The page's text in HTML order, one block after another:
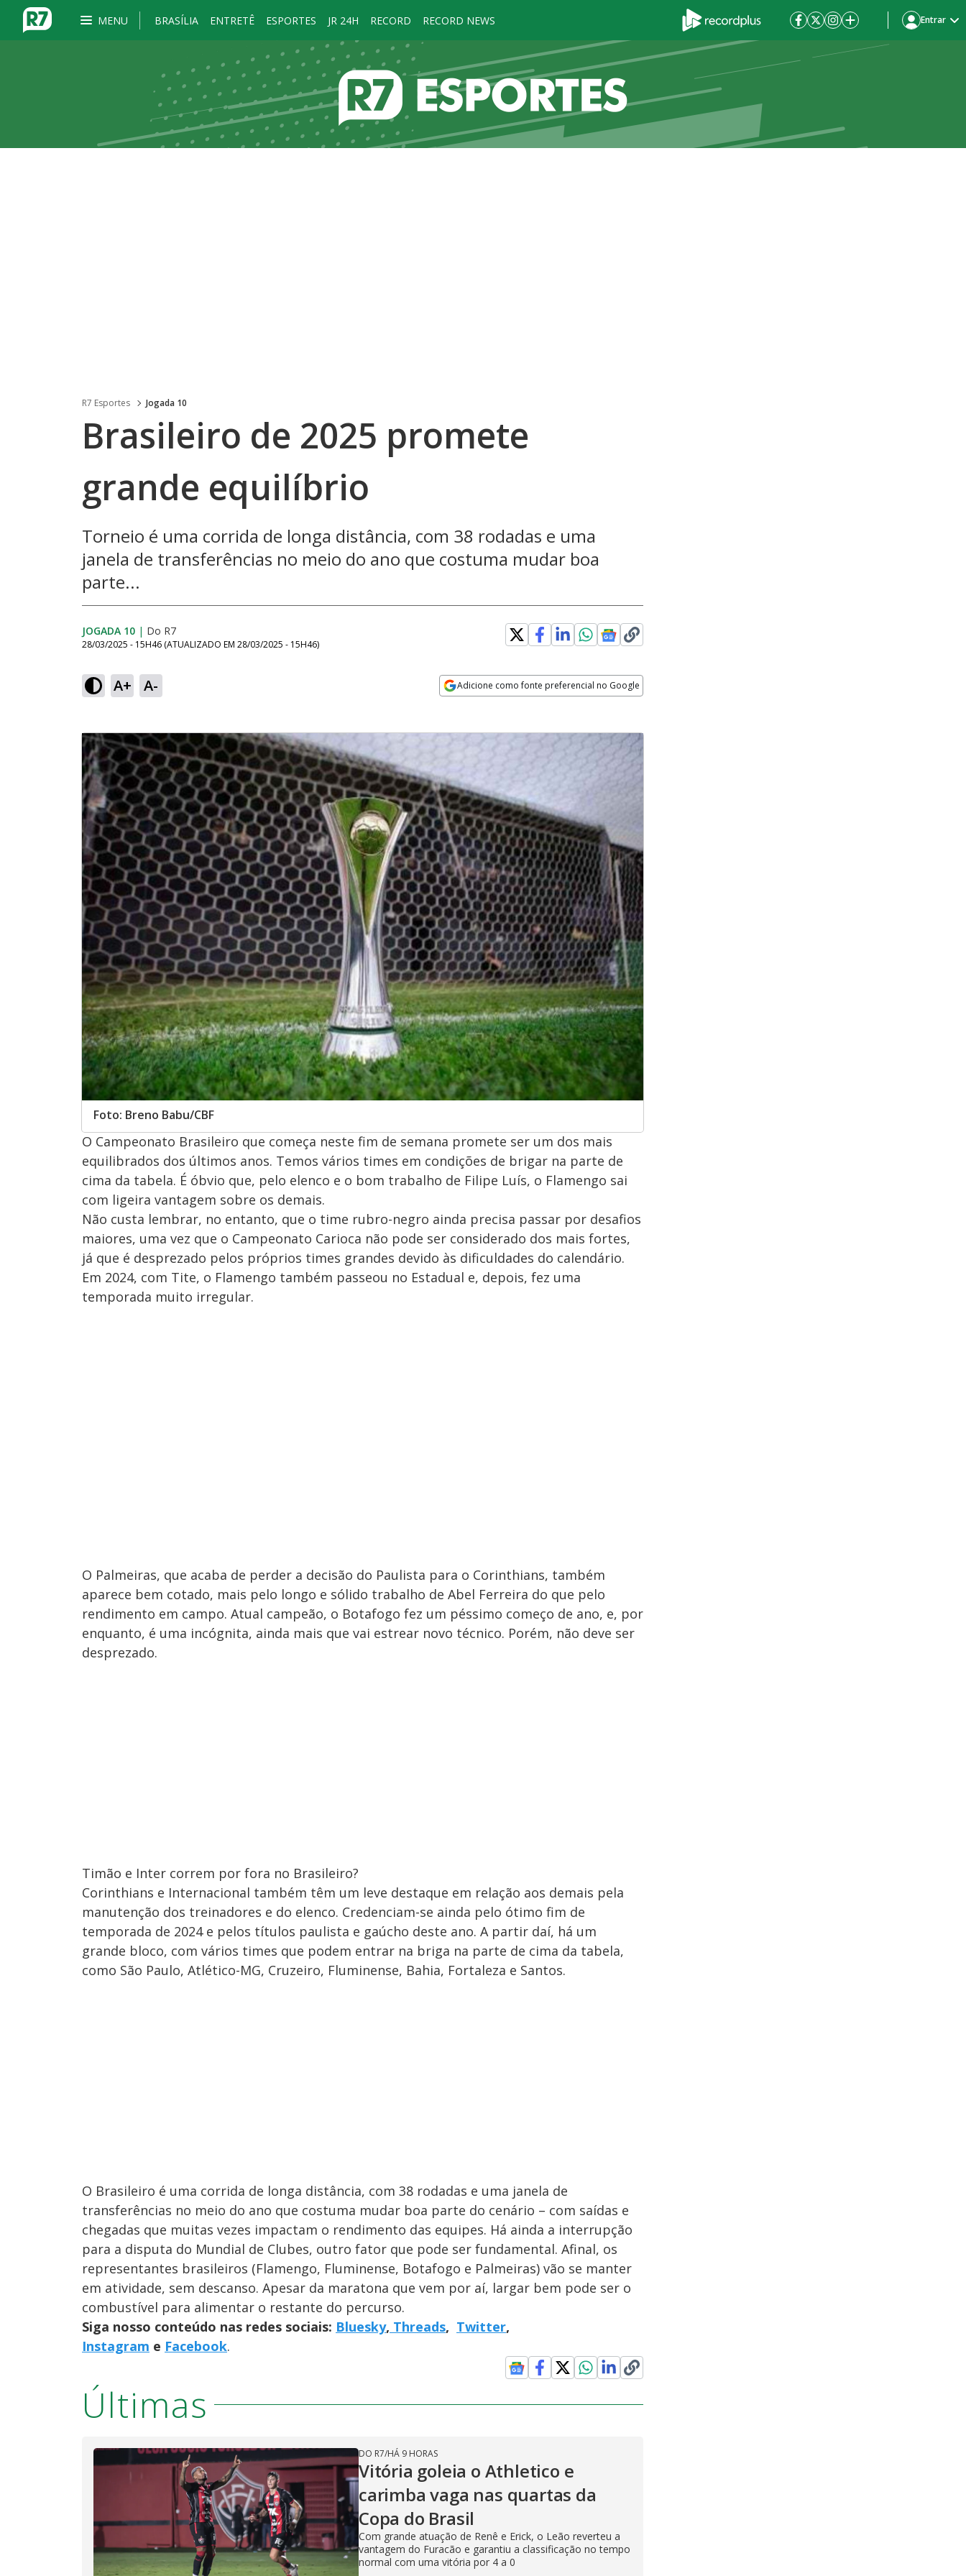
MENU BRASÍLIA ENTRETÊ ESPORTES JR 24H RECORD RECORD NEWS Entrar
R7 Esportes Jogada 10
Brasileiro de 2025 promete
grande equilíbrio
Torneio é uma corrida de longa distância, com 38 rodadas e uma
janela de transferências no meio do ano que costuma mudar boa
parte...
JOGADA 10 | Do R7
28/03/2025 - 15H46 (ATUALIZADO EM 28/03/2025 - 15H46)
A+ A- Adicione como fonte preferencial no Google
Foto: Breno Babu/CBF
O Campeonato Brasileiro que começa neste fim de semana promete ser um dos mais
equilibrados dos últimos anos. Temos vários times em condições de brigar na parte de
cima da tabela. É óbvio que, pelo elenco e o bom trabalho de Filipe Luís, o Flamengo sai
com ligeira vantagem sobre os demais.
Não custa lembrar, no entanto, que o time rubro-negro ainda precisa passar por desafios
maiores, uma vez que o Campeonato Carioca não pode ser considerado dos mais fortes,
já que é desprezado pelos próprios times grandes devido às dificuldades do calendário.
Em 2024, com Tite, o Flamengo também passeou no Estadual e, depois, fez uma
temporada muito irregular.
O Palmeiras, que acaba de perder a decisão do Paulista para o Corinthians, também
aparece bem cotado, mais pelo longo e sólido trabalho de Abel Ferreira do que pelo
rendimento em campo. Atual campeão, o Botafogo fez um péssimo começo de ano, e, por
enquanto, é uma incógnita, ainda mais que vai estrear novo técnico. Porém, não deve ser
desprezado.
Timão e Inter correm por fora no Brasileiro?
Corinthians e Internacional também têm um leve destaque em relação aos demais pela
manutenção dos treinadores e do elenco. Credenciam-se ainda pelo ótimo fim de
temporada de 2024 e pelos títulos paulista e gaúcho deste ano. A partir daí, há um
grande bloco, com vários times que podem entrar na briga na parte de cima da tabela,
como São Paulo, Atlético-MG, Cruzeiro, Fluminense, Bahia, Fortaleza e Santos.
O Brasileiro é uma corrida de longa distância, com 38 rodadas e uma janela de
transferências no meio do ano que costuma mudar boa parte do cenário – com saídas e
chegadas que muitas vezes impactam o rendimento das equipes. Há ainda a interrupção
para a disputa do Mundial de Clubes, outro fator que pode ser fundamental. Afinal, os
representantes brasileiros (Flamengo, Fluminense, Botafogo e Palmeiras) vão se manter
em atividade, sem descanso. Apesar da maratona que vem por aí, largar bem pode ser o
combustível para alimentar o restante do percurso.
Siga nosso conteúdo nas redes sociais: Bluesky, Threads, Twitter,
Instagram e Facebook.
Últimas
DO R7/HÁ 9 HORAS
Vitória goleia o Athletico e
carimba vaga nas quartas da
Copa do Brasil
Com grande atuação de Renê e Erick, o Leão reverteu a
vantagem do Furacão e garantiu a classificação no tempo
normal com uma vitória por 4 a 0